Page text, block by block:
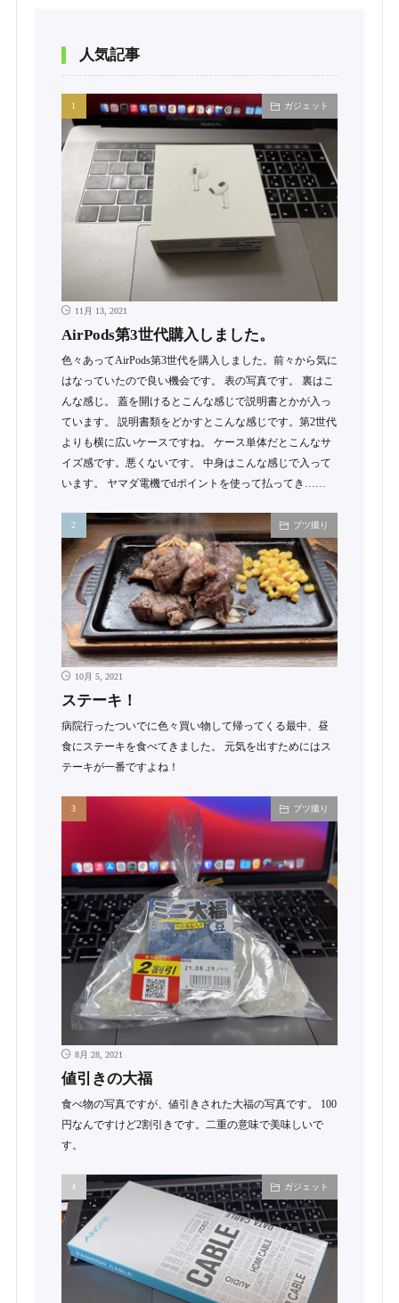
人気記事
ガジェット
11月 13, 2021
AirPods第3世代購入しました。
色々あってAirPods第3世代を購入しました。前々から気に
はなっていたので良い機会です。 表の写真です。 裏はこ
んな感じ。 蓋を開けるとこんな感じで説明書とかが入っ
ています。 説明書類をどかすとこんな感じです。第2世代
よりも横に広いケースですね。 ケース単体だとこんなサ
イズ感です。悪くないです。 中身はこんな感じで入って
います。 ヤマダ電機でdポイントを使って払ってき……
ブツ撮り
10月 5, 2021
ステーキ！
病院行ったついでに色々買い物して帰ってくる最中、昼
食にステーキを食べてきました。 元気を出すためにはス
テーキが一番ですよね！
ブツ撮り
8月 28, 2021
値引きの大福
食べ物の写真ですが、値引きされた大福の写真です。 100
円なんですけど2割引きです。二重の意味で美味しいで
す。
ガジェット